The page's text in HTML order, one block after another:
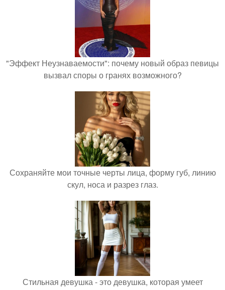
"Эффект Неузнаваемости": почему новый образ певицы
вызвал споры о гранях возможного?
Сохраняйте мои точные черты лица, форму губ, линию
скул, носа и разрез глаз.
Стильная девушка - это девушка, которая умеет